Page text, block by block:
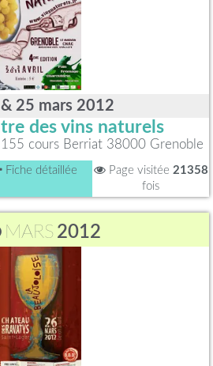
25 mars 2012
des vins naturels
cours Berriat 38000 Grenoble
Fiche détaillée Page visitée 21358
fois
MARS 2012